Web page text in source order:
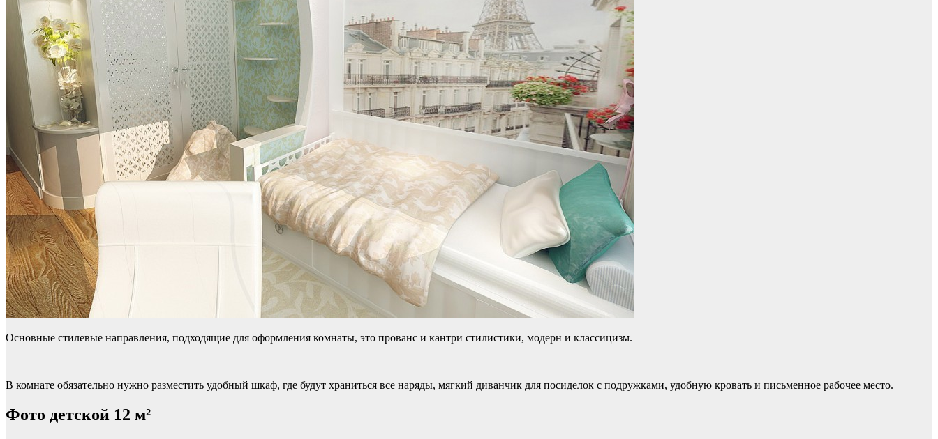
Основные стилевые направления, подходящие для оформления комнаты, это прованс и кантри стилистики, модерн и классицизм.
В комнате обязательно нужно разместить удобный шкаф, где будут храниться все наряды, мягкий диванчик для посиделок с подружками, удобную кровать и письменное рабочее место.
Фото детской 12 м²